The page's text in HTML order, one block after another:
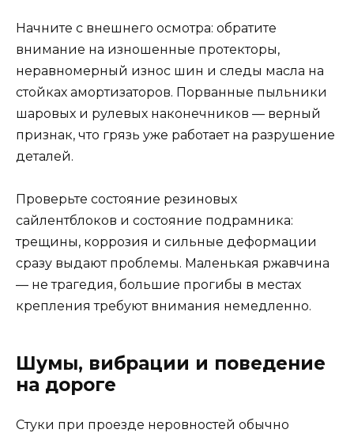
Начните с внешнего осмотра: обратите
внимание на изношенные протекторы,
неравномерный износ шин и следы масла на
стойках амортизаторов. Порванные пыльники
шаровых и рулевых наконечников — верный
признак, что грязь уже работает на разрушение
деталей.
Проверьте состояние резиновых
сайлентблоков и состояние подрамника:
трещины, коррозия и сильные деформации
сразу выдают проблемы. Маленькая ржавчина
— не трагедия, большие прогибы в местах
крепления требуют внимания немедленно.
Шумы, вибрации и поведение
на дороге
Стуки при проезде неровностей обычно